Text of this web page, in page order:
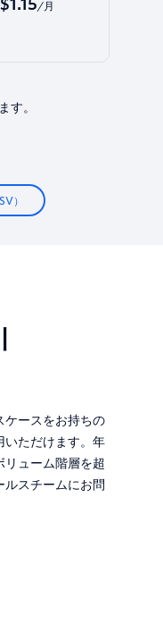
$1.15/月
す。
）
ケースをお持ちの
いただけます。年
リューム階層を超
ルスチームにお問